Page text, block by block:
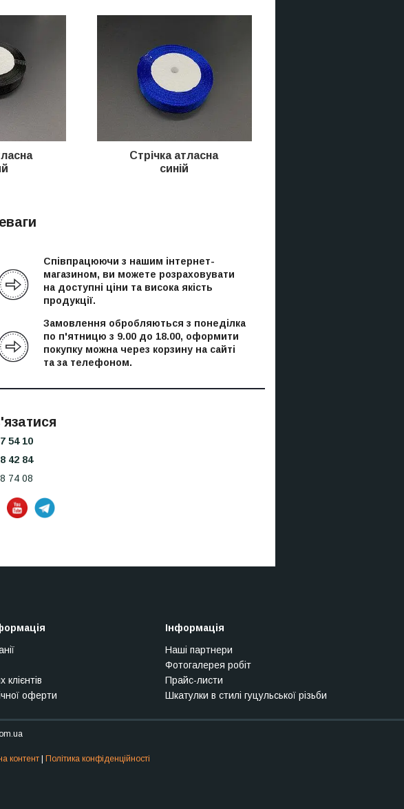
Стрічка атласна
синій
Співпрацюючи з нашим інтернет-
магазином, ви можете розраховувати
на доступні ціни та висока якість
продукції.
Замовлення обробляються з понеділка
по п'ятницю з 9.00 до 18.00, оформити
покупку можна через корзину на сайті
та за телефоном.
54 10
42 84
74 08
оферти
Інформація
Наші партнери
Фотогалерея робіт
Прайс-листи
Шкатулки в стилі гуцульської різьби
контент | Політика конфіденційності